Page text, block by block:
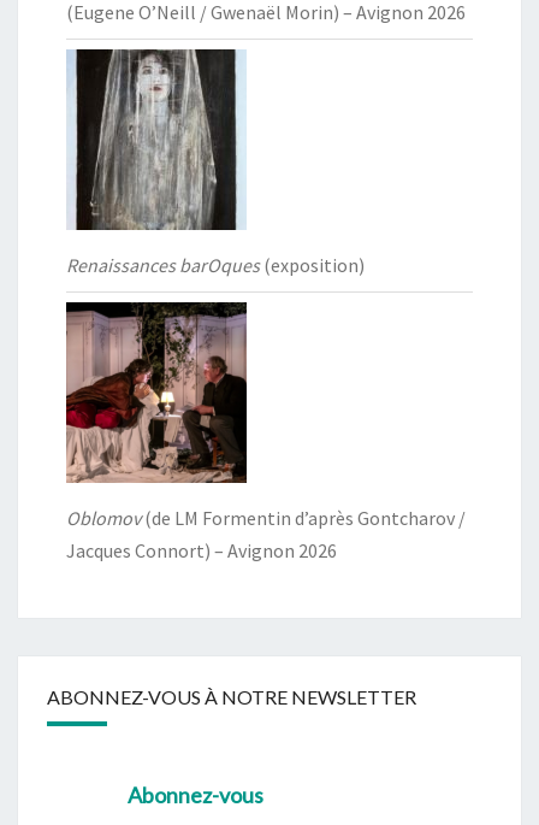
(Eugene O’Neill / Gwenaël Morin) – Avignon 2026
Renaissances barOques(exposition)
Oblomov(de LM Formentin d’après Gontcharov /
Jacques Connort) – Avignon 2026
ABONNEZ-VOUS À NOTRE NEWSLETTER
Abonnez-vous